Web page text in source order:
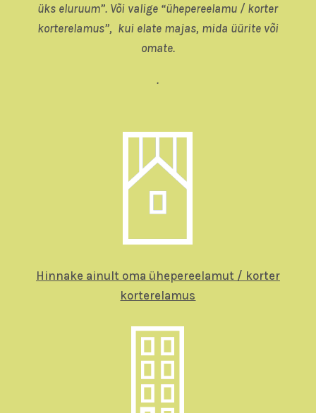
üks eluruum”. Või valige “ühepereelamu / korter
korterelamus”, kui elate majas, mida üürite või
omate.
.
Hinnake ainult oma ühepereelamut / korter
korterelamus